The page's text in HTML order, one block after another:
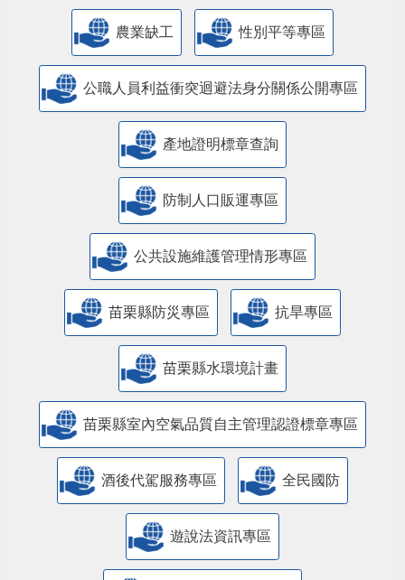
農業缺工 性別平等專區
公職人員利益衝突迴避法身分關係公開專區
產地證明標章查詢
防制人口販運專區
​公共設施維護管理情形專區
苗栗縣防災專區 抗旱專區
苗栗縣水環境計畫
苗栗縣室內空氣品質自主管理認證標章專區
酒後代駕服務專區 全民國防
遊說法資訊專區